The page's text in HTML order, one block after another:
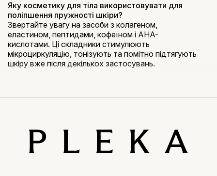
Яку косметику для тіла використовувати для
поліпшення пружності шкіри?
Звертайте увагу на засоби з колагеном,
еластином, пептидами, кофеїном і AHA-
кислотами. Ці складники стимулюють
мікроциркуляцію, тонізують та помітно підтягують
шкіру вже після декількох застосувань.